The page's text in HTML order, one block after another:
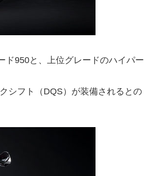
ド950と、上位グレードのハイパー
シフト（DQS）が装備されるとの